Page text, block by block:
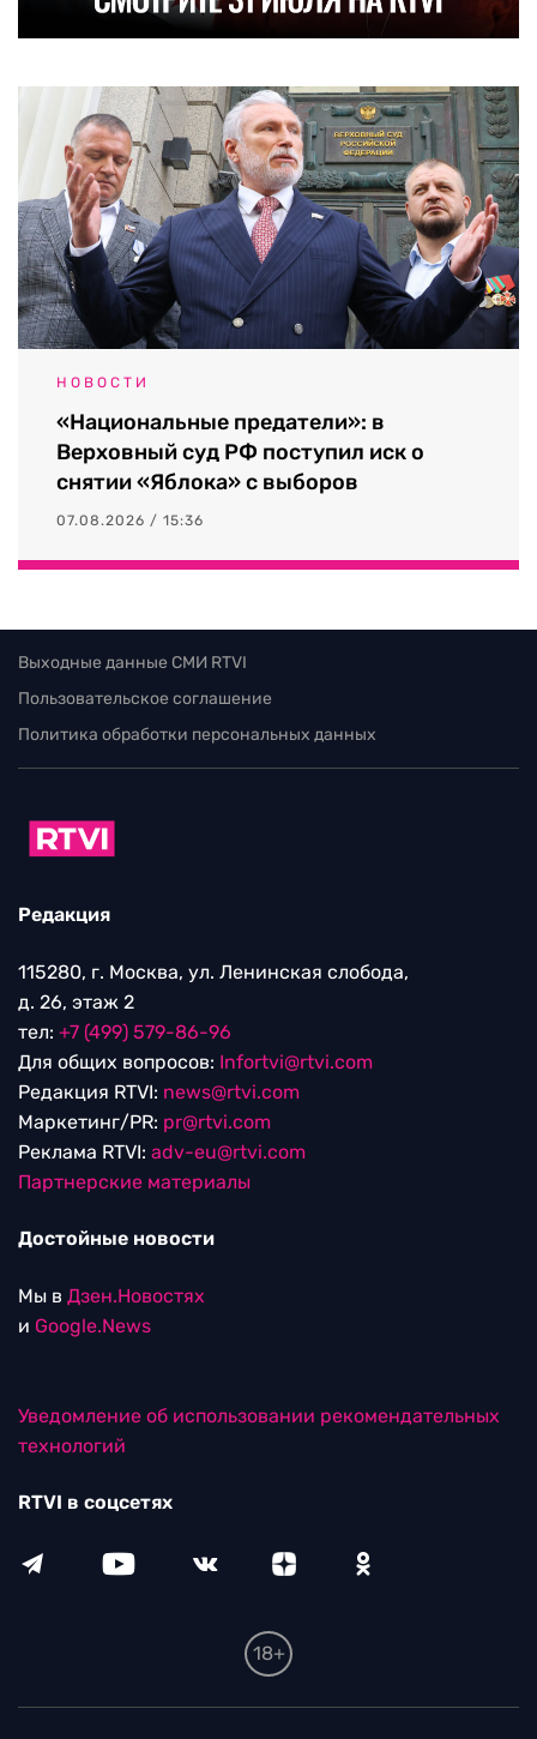
НОВОСТИ
«Национальные предатели»: в
Верховный суд РФ поступил иск о
снятии «Яблока» с выборов
07.08.2026 / 15:36
Выходные данные СМИ RTVI
Пользовательское соглашение
Политика обработки персональных данных
Редакция
115280, г. Москва, ул. Ленинская слобода,
д. 26, этаж 2
тел: +7 (499) 579-86-96
Для общих вопросов: Infortvi@rtvi.com
Редакция RTVI: news@rtvi.com
Маркетинг/PR: pr@rtvi.com
Реклама RTVI: adv-eu@rtvi.com
Партнерские материалы
Достойные новости
Мы в Дзен.Новостях
и Google.News
Уведомление об использовании рекомендательных
технологий
RTVI в соцсетях
18+